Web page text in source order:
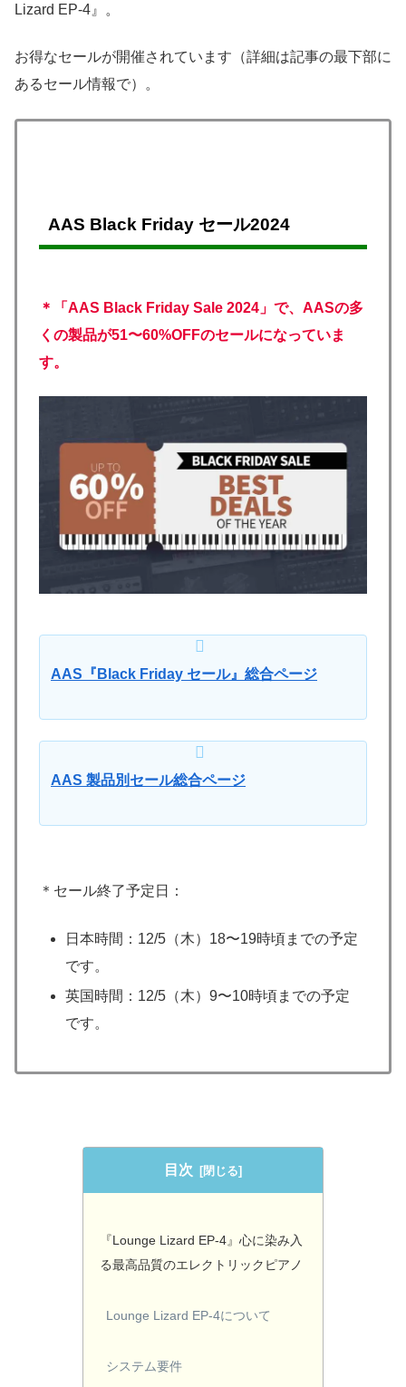
Lizard EP-4』。
お得なセールが開催されています（詳細は記事の最下部に
あるセール情報で）。
AAS Black Friday セール2024
＊「AAS Black Friday Sale 2024」で、AASの多
くの製品が51〜60%OFFのセールになっていま
す。
AAS『Black Friday セール』総合ページ
AAS 製品別セール総合ページ
＊セール終了予定日：
日本時間：12/5（木）18〜19時頃までの予定
です。
英国時間：12/5（木）9〜10時頃までの予定
です。
目次
『Lounge Lizard EP-4』心に染み入
る最高品質のエレクトリックピアノ
Lounge Lizard EP-4について
システム要件